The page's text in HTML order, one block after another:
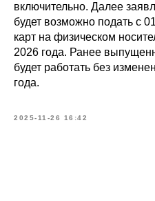
включительно. Далее
будет возможно подать с
карт на физическом
2026 года. Ранее
будет работать без
года.
2025-11-26 16:42